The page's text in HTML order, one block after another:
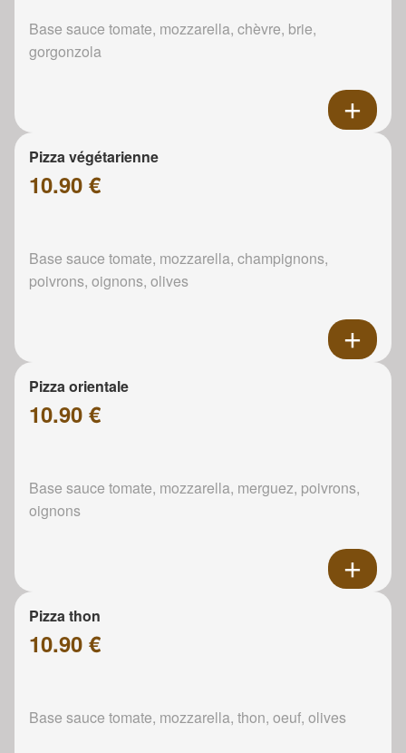
Base sauce tomate, mozzarella, chèvre, brie,
gorgonzola
Pizza végétarienne
10.90 €
Base sauce tomate, mozzarella, champignons,
poivrons, oignons, olives
Pizza orientale
10.90 €
Base sauce tomate, mozzarella, merguez, poivrons,
oignons
Pizza thon
10.90 €
Base sauce tomate, mozzarella, thon, oeuf, olives